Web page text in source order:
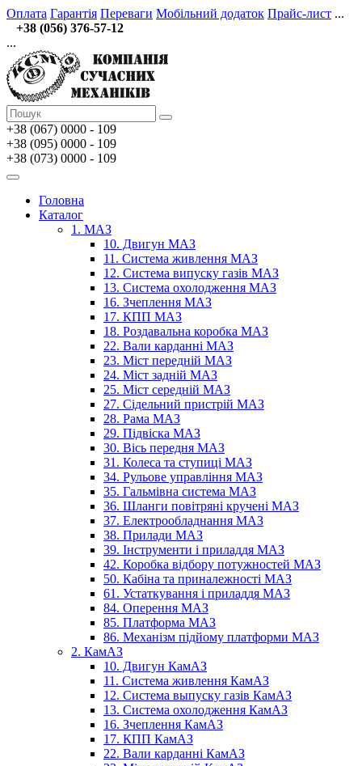
Оплата Гарантія Переваги Мобільний додаток Прайс-лист ...
+38 (056) 376-57-12
...
+38 (067) 0000 - 109
+38 (095) 0000 - 109
+38 (073) 0000 - 109
Головна
Каталог
1. МАЗ
10. Двигун МАЗ
11. Система живлення МАЗ
12. Система випуску газів МАЗ
13. Система охолодження МАЗ
16. Зчеплення МАЗ
17. КПП МАЗ
18. Роздавальна коробка МАЗ
22. Вали карданні МАЗ
23. Міст передній МАЗ
24. Міст задній МАЗ
25. Міст середній МАЗ
27. Сідельний пристрій МАЗ
28. Рама МАЗ
29. Підвіска МАЗ
30. Вісь передня МАЗ
31. Колеса та ступиці МАЗ
34. Рульове управління МАЗ
35. Гальмівна система МАЗ
36. Шланги повітряні кручені МАЗ
37. Електрообладнання МАЗ
38. Прилади МАЗ
39. Інструменти і приладдя МАЗ
42. Коробка відбору потужностей МАЗ
50. Кабіна та приналежності МАЗ
61. Устаткування і приладдя МАЗ
84. Оперення МАЗ
85. Платформа МАЗ
86. Механізм підйому платформи МАЗ
2. КамАЗ
10. Двигун КамАЗ
11. Система живлення КамАЗ
12. Система выпуску газів КамАЗ
13. Система охолодження КамАЗ
16. Зчеплення КамАЗ
17. КПП КамАЗ
22. Вали карданні КамАЗ